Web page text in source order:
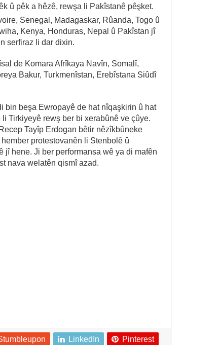
û pêk a hêzê, rewşa li Pakîstanê pêşket.
Senegal, Madagaskar, Rûanda, Togo û
Kenya, Honduras, Nepal û Pakîstan jî
serfiraz li dar dixin.
de Komara Afrîkaya Navîn, Somalî,
Bakur, Turkmenîstan, Erebîstana Siûdî
bin beşa Ewropayê de hat nîqaşkirin û hat
Tirkiyeyê rewş ber bi xerabûnê ve çûye.
Tayîp Erdogan bêtir nêzîkbûneke
protestovanên li Stenbolê û
jî hene. Ji ber performansa wê ya di mafên
nava welatên qismî azad.
LinkedIn Pinterest